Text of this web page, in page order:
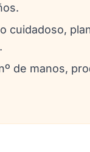
cuidadoso,
de manos,